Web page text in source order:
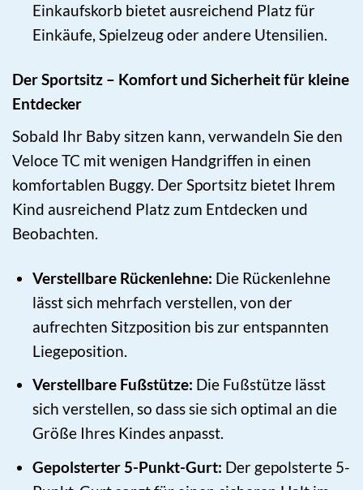
Einkaufskorb bietet ausreichend Platz für
Einkäufe, Spielzeug oder andere Utensilien.
Der Sportsitz – Komfort und Sicherheit für kleine
Entdecker
Sobald Ihr Baby sitzen kann, verwandeln Sie den
Veloce TC mit wenigen Handgriffen in einen
komfortablen Buggy. Der Sportsitz bietet Ihrem
Kind ausreichend Platz zum Entdecken und
Beobachten.
Verstellbare Rückenlehne: Die Rückenlehne
lässt sich mehrfach verstellen, von der
aufrechten Sitzposition bis zur entspannten
Liegeposition.
Verstellbare Fußstütze: Die Fußstütze lässt
sich verstellen, so dass sie sich optimal an die
Größe Ihres Kindes anpasst.
Gepolsterter 5-Punkt-Gurt: Der gepolsterte 5-